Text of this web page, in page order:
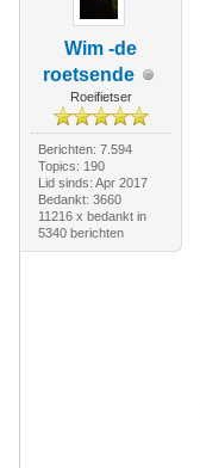
Wim -de
roetsende
Roeifietser
Berichten: 7.594
Topics: 190
Lid sinds: Apr 2017
Bedankt: 3660
11216 x bedankt in
5340 berichten